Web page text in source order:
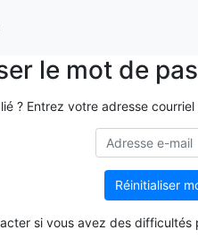
le mot de
? Entrez votre adresse
Réinitialiser
si vous avez des